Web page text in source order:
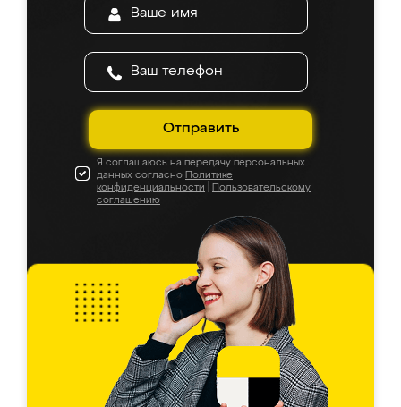
Отправить
Я соглашаюсь на передачу персональных
данных согласно Политике
конфиденциальности
Пользовательскому
соглашению